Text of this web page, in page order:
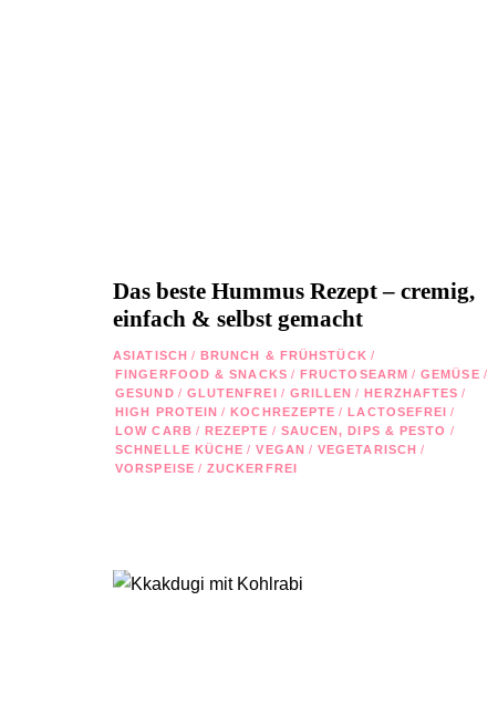
Das beste Hummus Rezept – cremig,
einfach & selbst gemacht
ASIATISCH / BRUNCH & FRÜHSTÜCK /
FINGERFOOD & SNACKS / FRUCTOSEARM / GEMÜSE /
GESUND / GLUTENFREI / GRILLEN / HERZHAFTES /
HIGH PROTEIN / KOCHREZEPTE / LACTOSEFREI /
LOW CARB / REZEPTE / SAUCEN, DIPS & PESTO /
SCHNELLE KÜCHE / VEGAN / VEGETARISCH /
VORSPEISE / ZUCKERFREI